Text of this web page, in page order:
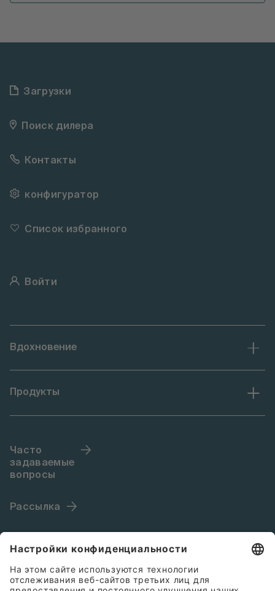
Загрузки
Поиск дилера
Контакты
конфигуратор
Список избранного
Войти
Вдохновение
Продукты
Часто
задаваемые
вопросы
Рассылка